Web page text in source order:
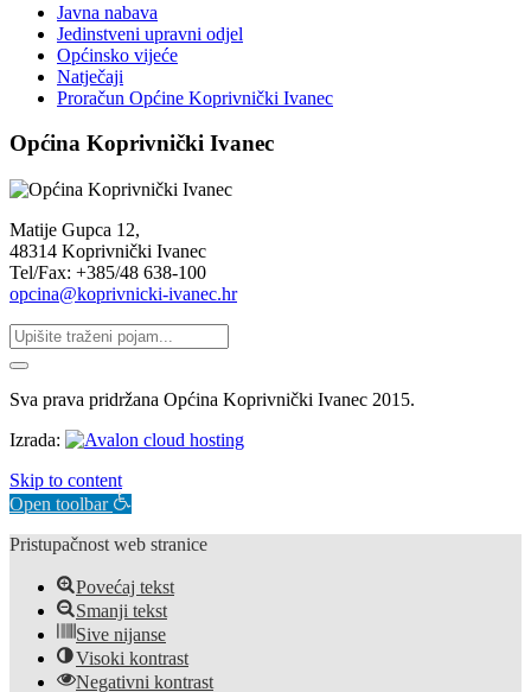
Javna nabava
Jedinstveni upravni odjel
Općinsko vijeće
Natječaji
Proračun Općine Koprivnički Ivanec
Općina Koprivnički Ivanec
Matije Gupca 12,
48314 Koprivnički Ivanec
Tel/Fax: +385/48 638-100
opcina@koprivnicki-ivanec.hr
Sva prava pridržana Općina Koprivnički Ivanec 2015.
Izrada:
Skip to content
Open toolbar
Pristupačnost web stranice
Povećaj tekst
Smanji tekst
Sive nijanse
Visoki kontrast
Negativni kontrast